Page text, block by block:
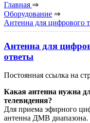
Главная ⇒
Оборудование ⇒
Антенна для цифрового
Антенна для
ответы
Постоянная ссылка на
Какая антенна нужна
телевидения?
Для приема эфирного
антенна ДМВ диапазона.